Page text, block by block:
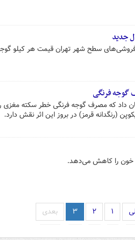
جدید
شهر تهران قیمت هر کیلو گوجه فرنگی ۱۸ تا ۲۵ هزار
گوجه فرنگی
داد که مصرف گوجه فرنگی خطر سکته
(رنگدانه قرمز) در بروز این اثر نقش دارد.
خون را کاهش می‌دهد.
۱ ۲ ۳ بعدی